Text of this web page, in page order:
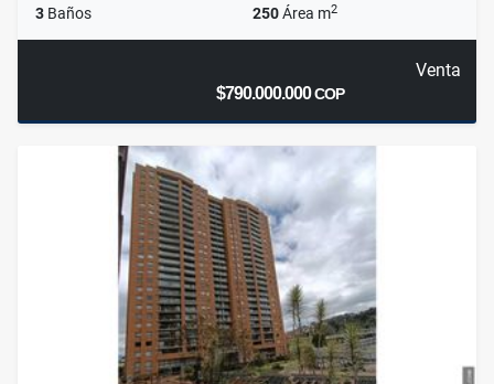
3 Baños 250Área m2
Venta
$790.000.000COP